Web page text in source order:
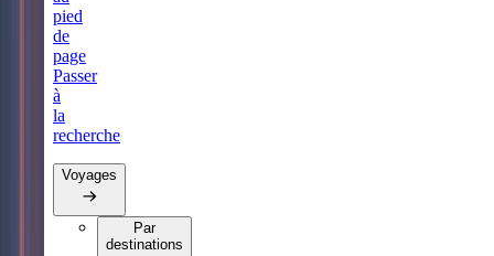
pied
de
page
Passer
à
la
recherche
Voyages
Par
destinations